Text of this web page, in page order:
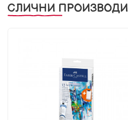
СЛИЧНИ ПРОИЗВОДИ